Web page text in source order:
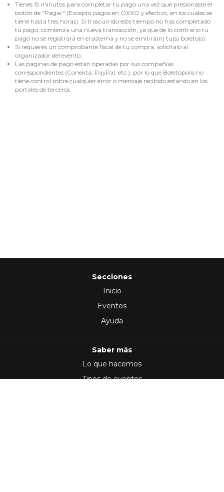
Tienes 15 minutos para completar tu pago una vez que presionaste el
botón de "Pagar" (Excepto pagos en OXXO y efectivo, en los cuales se
tiene hasta tres horas). Si trascurrido este tiempo no has completado
tu pago, comienza una nueva transacción, ya que de lo contrario tu
pago no se registrará en el sistema y no se emitirá(n) tu(s) boleto(s).
Si requieres un comprobante fiscal de tu compra, solicítalo al
organizador del evento.
Las páginas de pago están operadas por sus compañías
correspondientes (Conekta, PayPal, etc.), por lo que Boletópolis no
tiene control sobre cualquier error o mensaje recibido estando en los
portales de terceros.
Secciones
Inicio
Eventos
Ayuda
Saber más
Lo que hacemos
Tipos de eventos